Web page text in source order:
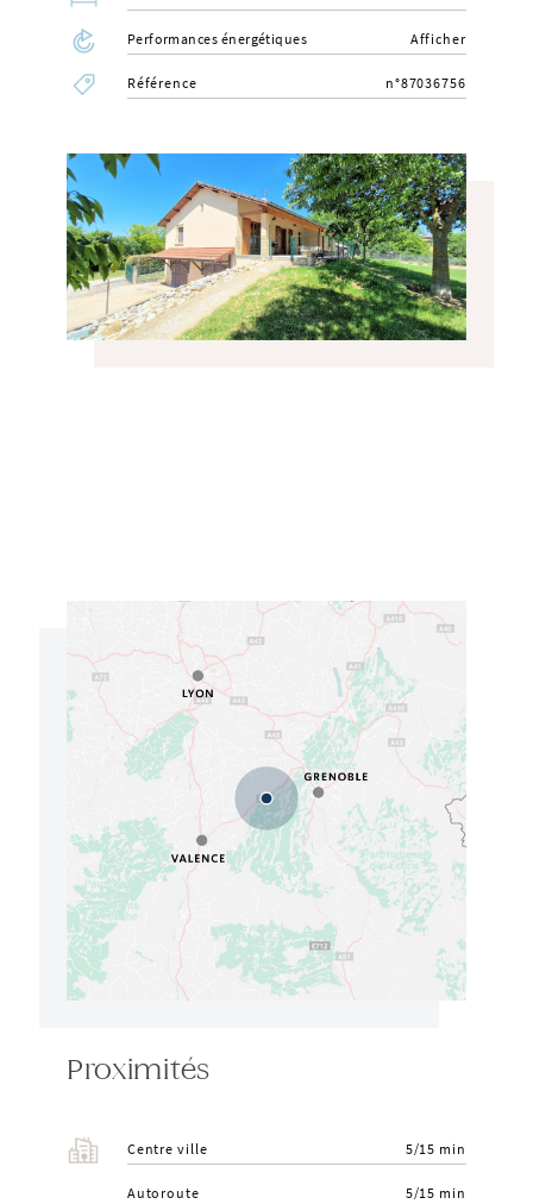
Performances énergétiques Afficher
Référence n°87036756
Proximités
Centre ville 5/15 min
Autoroute 5/15 min